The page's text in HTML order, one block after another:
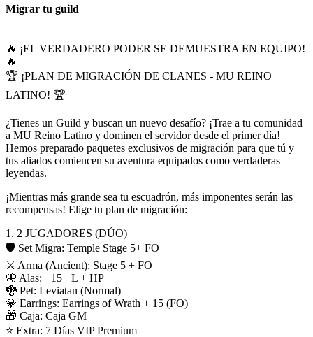
Migrar tu guild
🔥 ¡EL VERDADERO PODER SE DEMUESTRA EN EQUIPO!
🔥
🏆 ¡PLAN DE MIGRACIÓN DE CLANES - MU REINO
LATINO! 🏆
¿Tienes un Guild y buscan un nuevo desafío? ¡Trae a tu comunidad
a MU Reino Latino y dominen el servidor desde el primer día!
Hemos preparado paquetes exclusivos de migración para que tú y
tus aliados comiencen su aventura equipados como verdaderas
leyendas.
¡Mientras más grande sea tu escuadrón, más imponentes serán las
recompensas! Elige tu plan de migración:
1. 2 JUGADORES (DÚO)
🛡️ Set Migra: Temple Stage 5+ FO
⚔️ Arma (Ancient): Stage 5 + FO
🦋 Alas: +15 +L + HP
🐉 Pet: Leviatan (Normal)
💎 Earrings: Earrings of Wrath + 15 (FO)
🎁 Caja: Caja GM
⭐ Extra: 7 Días VIP Premium